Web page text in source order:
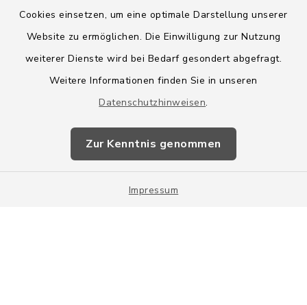
Cookies einsetzen, um eine optimale Darstellung unserer
Website zu ermöglichen. Die Einwilligung zur Nutzung
weiterer Dienste wird bei Bedarf gesondert abgefragt.
Weitere Informationen finden Sie in unseren
Datenschutzhinweisen.
Zur Kenntnis genommen
Impressum
Barrierefreiheit
Impressum
Sitemap